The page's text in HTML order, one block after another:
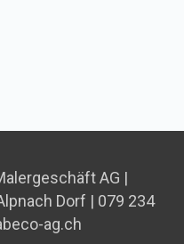
AG |
Dorf | 079 234
ag.ch